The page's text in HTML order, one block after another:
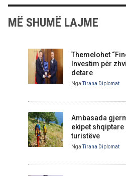
MË SHUMË LAJME
Themelohet
Investim për
detare
Nga Tirana Diplomat
Ambasada
ekipet shqiptare
turistëve
Nga Tirana Diplomat